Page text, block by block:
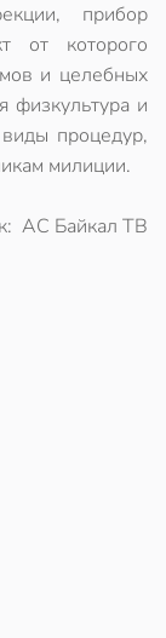
прибор
от которого
и целебных
физкультура и
процедур,
милиции.
АС Байкал ТВ